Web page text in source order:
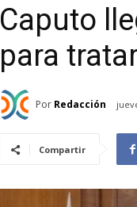
Caputo
para
Por Redacción
Compartir